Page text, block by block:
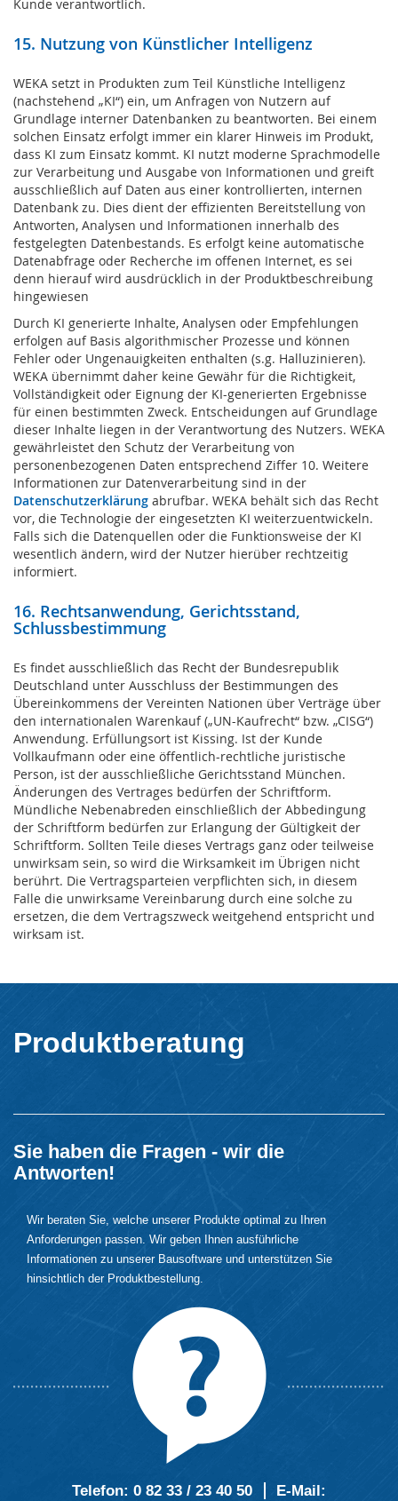
Kunde verantwortlich.
15. Nutzung von Künstlicher Intelligenz
WEKA setzt in Produkten zum Teil Künstliche Intelligenz
(nachstehend „KI“) ein, um Anfragen von Nutzern auf
Grundlage interner Datenbanken zu beantworten. Bei einem
solchen Einsatz erfolgt immer ein klarer Hinweis im Produkt,
dass KI zum Einsatz kommt. KI nutzt moderne Sprachmodelle
zur Verarbeitung und Ausgabe von Informationen und greift
ausschließlich auf Daten aus einer kontrollierten, internen
Datenbank zu. Dies dient der effizienten Bereitstellung von
Antworten, Analysen und Informationen innerhalb des
festgelegten Datenbestands. Es erfolgt keine automatische
Datenabfrage oder Recherche im offenen Internet, es sei
denn hierauf wird ausdrücklich in der Produktbeschreibung
hingewiesen
Durch KI generierte Inhalte, Analysen oder Empfehlungen
erfolgen auf Basis algorithmischer Prozesse und können
Fehler oder Ungenauigkeiten enthalten (s.g. Halluzinieren).
WEKA übernimmt daher keine Gewähr für die Richtigkeit,
Vollständigkeit oder Eignung der KI-generierten Ergebnisse
für einen bestimmten Zweck. Entscheidungen auf Grundlage
dieser Inhalte liegen in der Verantwortung des Nutzers. WEKA
gewährleistet den Schutz der Verarbeitung von
personenbezogenen Daten entsprechend Ziffer 10. Weitere
Informationen zur Datenverarbeitung sind in der
Datenschutzerklärung abrufbar. WEKA behält sich das Recht
vor, die Technologie der eingesetzten KI weiterzuentwickeln.
Falls sich die Datenquellen oder die Funktionsweise der KI
wesentlich ändern, wird der Nutzer hierüber rechtzeitig
informiert.
16. Rechtsanwendung, Gerichtsstand,
Schlussbestimmung
Es findet ausschließlich das Recht der Bundesrepublik
Deutschland unter Ausschluss der Bestimmungen des
Übereinkommens der Vereinten Nationen über Verträge über
den internationalen Warenkauf („UN-Kaufrecht“ bzw. „CISG“)
Anwendung. Erfüllungsort ist Kissing. Ist der Kunde
Vollkaufmann oder eine öffentlich-rechtliche juristische
Person, ist der ausschließliche Gerichtsstand München.
Änderungen des Vertrages bedürfen der Schriftform.
Mündliche Nebenabreden einschließlich der Abbedingung
der Schriftform bedürfen zur Erlangung der Gültigkeit der
Schriftform. Sollten Teile dieses Vertrags ganz oder teilweise
unwirksam sein, so wird die Wirksamkeit im Übrigen nicht
berührt. Die Vertragsparteien verpflichten sich, in diesem
Falle die unwirksame Vereinbarung durch eine solche zu
ersetzen, die dem Vertragszweck weitgehend entspricht und
wirksam ist.
Produktberatung
Sie haben die Fragen - wir die
Antworten!
Wir beraten Sie, welche unserer Produkte optimal zu Ihren
Anforderungen passen. Wir geben Ihnen ausführliche
Informationen zu unserer Bausoftware und unterstützen Sie
hinsichtlich der Produktbestellung.
Telefon: 0 82 33 / 23 40 50 E-Mail: